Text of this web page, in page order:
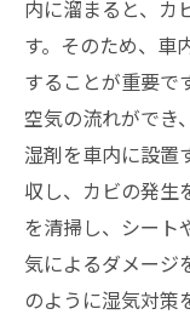
内に溜まると、カ
す。そのため、車
することが重要で
空気の流れができ
湿剤を車内に設置
収し、カビの発生
を清掃し、シート
気によるダメージ
のように湿気対策